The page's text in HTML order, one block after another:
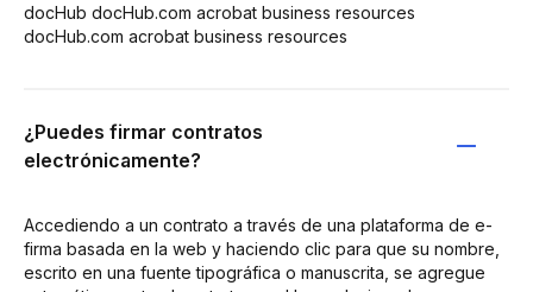
docHub docHub.com acrobat business resources
docHub.com acrobat business resources
¿Puedes firmar contratos
electrónicamente?
Accediendo a un contrato a través de una plataforma de e-
firma basada en la web y haciendo clic para que su nombre,
escrito en una fuente tipográfica o manuscrita, se agregue